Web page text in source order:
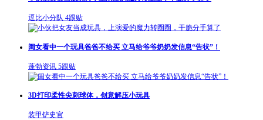
逗比小分队 4跟贴
闺女看中一个玩具爸爸不给买 立马给爷爷奶奶发信息“告状”！
蓬勃资讯 5跟贴
3D打印柔性尖刺球体，创意解压小玩具
装甲铲史官